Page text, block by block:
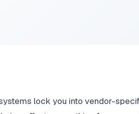
lock you into vendor-